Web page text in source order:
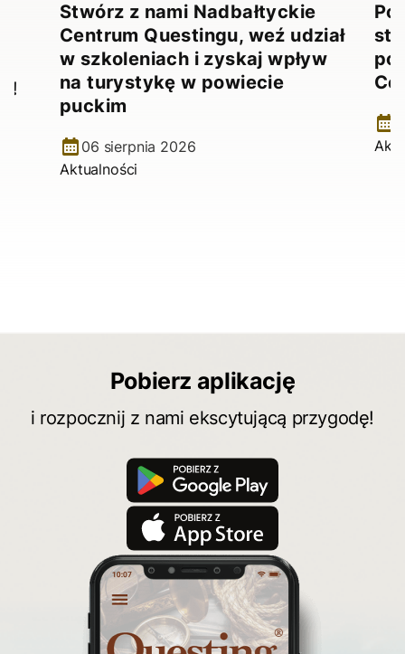
Stwórz z nami Nadbałtyckie
Centrum Questingu, weź udział
w szkoleniach i zyskaj wpływ
na turystykę w powiecie
puckim
06 sierpnia 2026
Aktualności
Pobierz aplikację
i rozpocznij z nami ekscytującą przygodę!